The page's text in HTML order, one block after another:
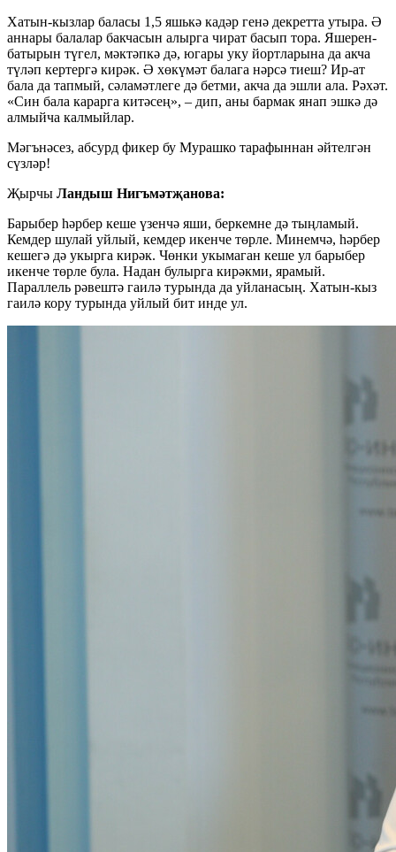
Хатын-кызлар баласы 1,5 яшькә кадәр генә декретта утыра. Ә
аннары балалар бакчасын алырга чират басып тора. Яшерен-
батырын түгел, мәктәпкә дә, югары уку йортларына да акча
түләп кертергә кирәк. Ә хөкүмәт балага нәрсә тиеш? Ир-ат
бала да тапмый, сәламәтлеге дә бетми, акча да эшли ала. Рәхәт.
«Син бала карарга китәсең», – дип, аны бармак янап эшкә дә
алмыйча калмыйлар.
Мәгънәсез, абсурд фикер бу Мурашко тарафыннан әйтелгән
сүзләр!
Җырчы Ландыш Нигъмәтҗанова:
Барыбер һәрбер кеше үзенчә яши, беркемне дә тыңламый.
Кемдер шулай уйлый, кемдер икенче төрле. Минемчә, һәрбер
кешегә дә укырга кирәк. Чөнки укымаган кеше ул барыбер
икенче төрле була. Надан булырга кирәкми, ярамый.
Параллель рәвештә гаилә турында да уйланасың. Хатын-кыз
гаилә кору турында уйлый бит инде ул.